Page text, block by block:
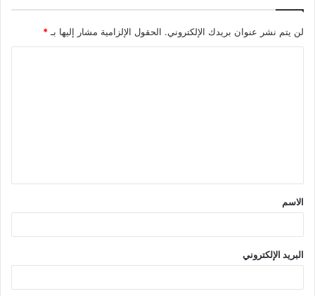
لن يتم نشر عنوان بريدك الإلكتروني. الحقول الإلزامية مشار إليها بـ*
ق
*
الاسم
البريد الإلكتروني